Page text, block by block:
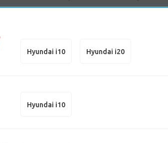
Hyundai i10 Hyundai i20
Hyundai i10